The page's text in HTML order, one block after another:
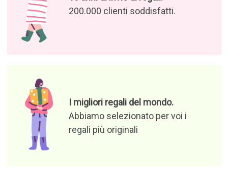
200.000 clienti soddisfatti.
I migliori regali del mondo.
Abbiamo selezionato per voi i
regali più originali